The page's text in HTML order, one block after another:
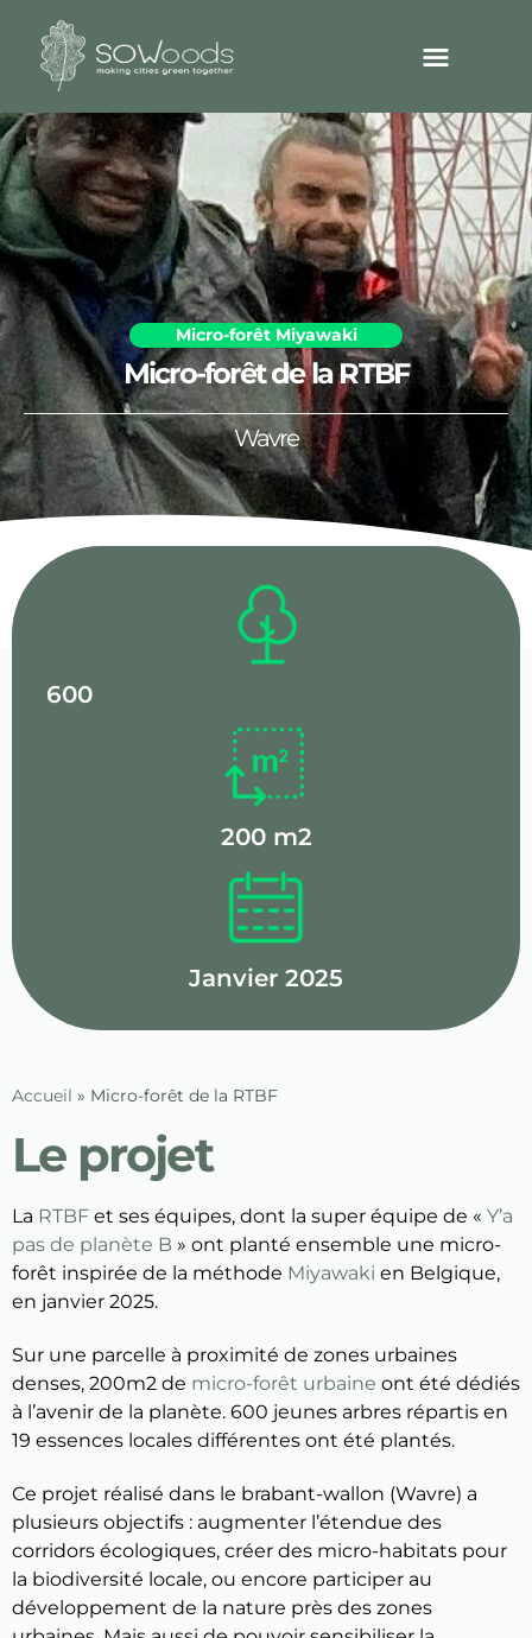
Micro-forêt Miyawaki
Micro-forêt de la RTBF
Wavre
600
200 m2
Janvier 2025
Accueil » Micro-forêt de la RTBF
Le projet
La RTBF et ses équipes, dont la super équipe de « Y’a
pas de planète B » ont planté ensemble une micro-
forêt inspirée de la méthode Miyawaki en Belgique,
en janvier 2025.
Sur une parcelle à proximité de zones urbaines
denses, 200m2 de micro-forêt urbaine ont été dédiés
à l’avenir de la planète. 600 jeunes arbres répartis en
19 essences locales différentes ont été plantés.
Ce projet réalisé dans le brabant-wallon (Wavre) a
plusieurs objectifs : augmenter l’étendue des
corridors écologiques, créer des micro-habitats pour
la biodiversité locale, ou encore participer au
développement de la nature près des zones